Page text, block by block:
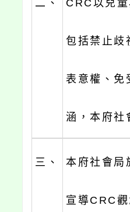
二、 CRC以兒
包括禁止歧
表意權、
涵，本府社
三、 本府社會局
宣導CRC